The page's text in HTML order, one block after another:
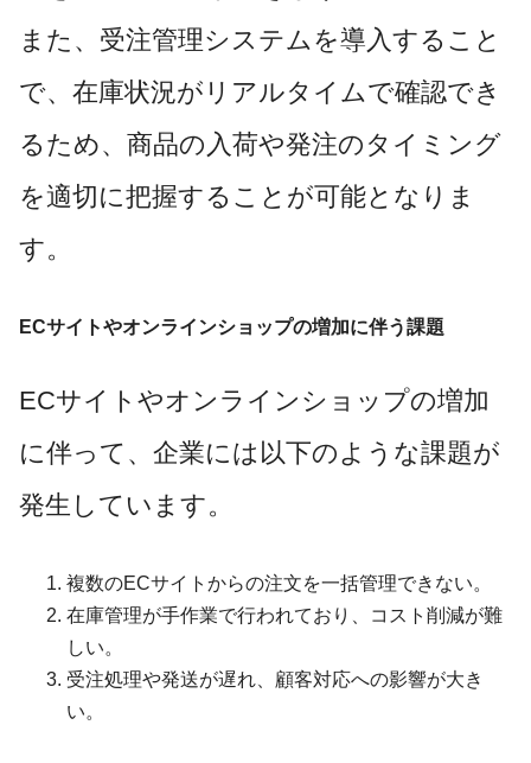
また、受注管理システムを導入すること
で、在庫状況がリアルタイムで確認でき
るため、商品の入荷や発注のタイミング
を適切に把握することが可能となりま
す。
ECサイトやオンラインショップの増加に伴う課題
ECサイトやオンラインショップの増加
に伴って、企業には以下のような課題が
発生しています。
複数のECサイトからの注文を一括管理できない。
在庫管理が手作業で行われており、コスト削減が難
しい。
受注処理や発送が遅れ、顧客対応への影響が大き
い。